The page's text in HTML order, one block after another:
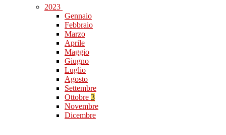
2023
Gennaio
Febbraio
Marzo
Aprile
Maggio
Giugno
Luglio
Agosto
Settembre
Ottobre 3
Novembre
Dicembre